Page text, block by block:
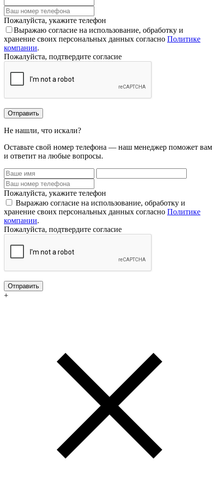
Пожалуйста, укажите телефон
Выражаю согласие на использование, обработку и
хранение своих персональных данных согласно Политике
компании.
Пожалуйста, подтвердите согласие
Отправить
Не нашли, что искали?
Оставьте свой номер телефона — наш менеджер поможет вам
и ответит на любые вопросы.
Пожалуйста, укажите телефон
Выражаю согласие на использование, обработку и
хранение своих персональных данных согласно Политике
компании.
Пожалуйста, подтвердите согласие
Отправить
+